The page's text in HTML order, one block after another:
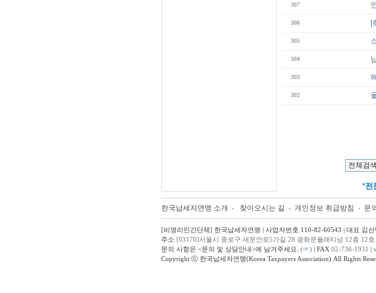
307
306 [
305
304
303
302
*전
한국납세자연맹 소개 찾아오시는 길 개인정보 취급방침 문
[비영리민간단체] 한국납세자연맹 | 사업자번호 110-82-60543 | 대표 김선
주소 [03170]서울시 종로구 새문안로5가길 28 광화문플래티넘 12층 12호
문의 사항은 <문의 및 상담안내>에 남겨주세요. (☞) | FAX 02-736-1931 |
Copyright ⓒ 한국납세자연맹(Korea Taxpayers Association) All Rights